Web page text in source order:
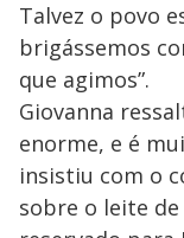
Talvez o povo
brigássemos
que agimos”.
Giovanna
enorme, e é
insistiu com o
sobre o leite